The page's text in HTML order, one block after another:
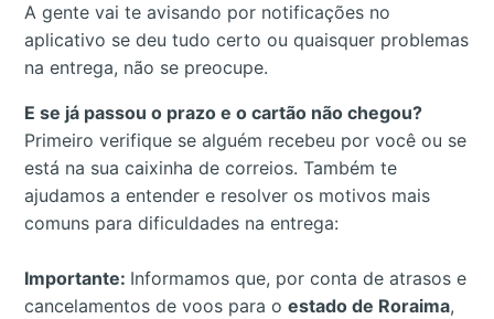
A gente vai te avisando por notificações no
aplicativo se deu tudo certo ou quaisquer problemas
na entrega, não se preocupe.
E se já passou o prazo e o cartão não chegou?
Primeiro verifique se alguém recebeu por você ou se
está na sua caixinha de correios. Também te
ajudamos a entender e resolver os motivos mais
comuns para dificuldades na entrega:
Importante: Informamos que, por conta de atrasos e
cancelamentos de voos para oestado de Roraima,